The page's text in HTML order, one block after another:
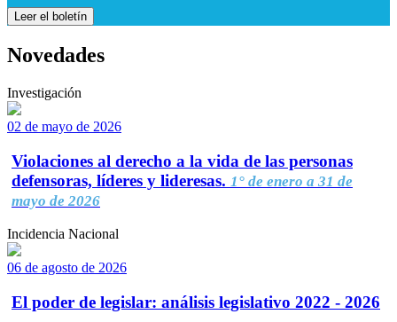
Leer el boletín
Novedades
Investigación
02 de mayo de 2026
Violaciones al derecho a la vida de las personas
defensoras, líderes y lideresas. 1° de enero a 31 de
mayo de 2026
Incidencia Nacional
06 de agosto de 2026
El poder de legislar: análisis legislativo 2022 - 2026